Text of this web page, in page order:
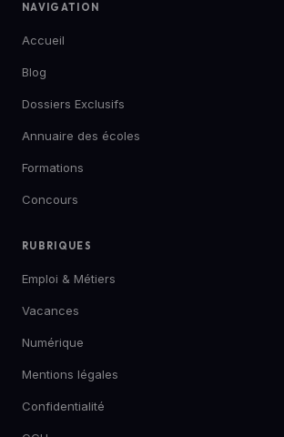
NAVIGATION
Accueil
Blog
Dossiers Exclusifs
Annuaire des écoles
Formations
Concours
RUBRIQUES
Emploi & Métiers
Vacances
Numérique
Mentions légales
Confidentialité